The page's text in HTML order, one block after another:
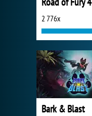
2 776x
Bark & Blast